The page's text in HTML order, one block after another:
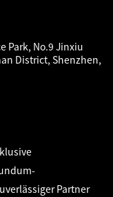
Park, No.9 Jinxiu
District, Shenzhen,
Partner